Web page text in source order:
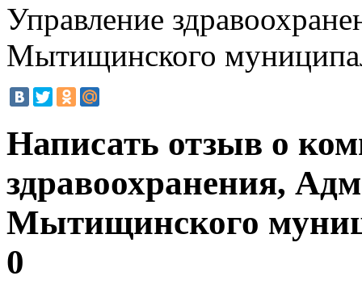
Управление
Мытищинского
Написать отзыв о
здравоохранения,
Мытищинского
0